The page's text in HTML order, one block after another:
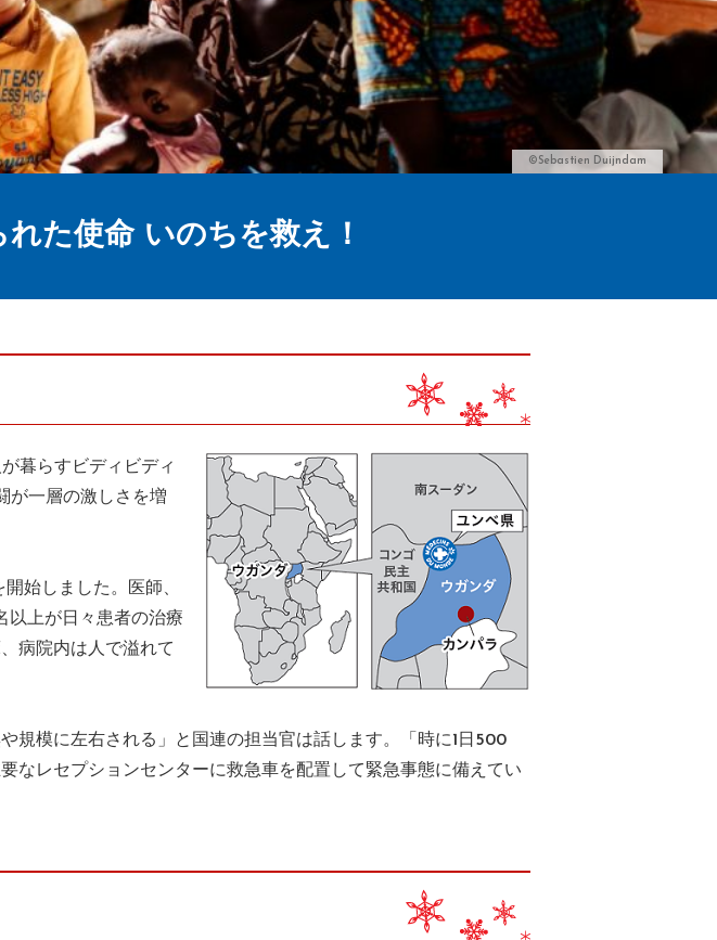
©Sebastien Duijndam
た使命 いのちを救え！
暮らすビディビディ
が一層の激しさを増
始しました。医師、
以上が日々患者の治療
病院内は人で溢れて
規模に左右される」と国連の担当官は話します。「時に1日500
なレセプションセンターに救急車を配置して緊急事態に備えてい